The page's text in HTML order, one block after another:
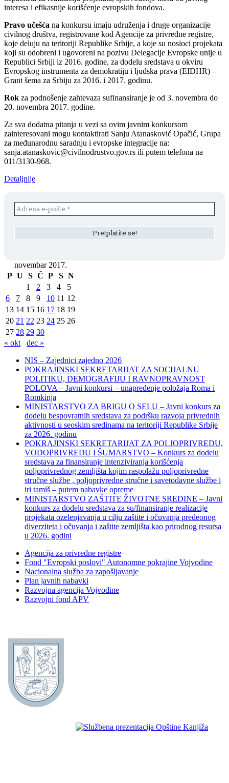
interesa i efikasnije korišćenje evropskih fondova.
Pravo učešća na konkursu imaju udruženja i druge organizacije
civilnog društva, registrovane kod Agencije za privredne registre,
koje deluju na teritoriji Republike Srbije, a koje su nosioci projekata
koji su odobreni i ugovoreni na pozivu Delegacije Evropske unije u
Republici Srbiji iz 2016. godine, za dodelu sredstava u okviru
Evropskog instrumenta za demokratiju i ljudska prava (EIDHR) –
Grant šema za Srbiju za 2016. i 2017. godinu.
Rok za podnošenje zahtevaza sufinansiranje je od 3. novembra do
20. novembra 2017. godine.
Za sva dodatna pitanja u vezi sa ovim javnim konkursom
zainteresovani mogu kontaktirati Sanju Atanasković Opačić, Grupa
za međunarodnu saradnju i evropske integracije na:
sanja.atanaskovic@civilnodrustvo.gov.rs ili putem telefona na
011/3130-968.
Detaljnije
novembar 2017.
P U S Č P S N
1
2 3 4
5
6
7 8 9 10 11 12
13 14 15 16 17 18 19
20 21 22 23 24 25 26
27 28 29 30
« okt
dec »
NIS – Zajednici zajedno 2026
POKRAJINSKI SEKRETARIJAT ZA SOCIJALNU
POLITIKU, DEMOGRAFIJU I RAVNOPRAVNOST
POLOVA – Javni konkursi – unapređenje položaja Roma i
Romkinja
MINISTARSTVO ZA BRIGU O SELU – Javni konkurs za
dodelu bespovratnih sredstava za podršku razvoja privrednih
aktivnosti u seoskim sredinama na teritoriji Republike Srbije
za 2026. godinu
POKRAJINSKI SEKRETARIJAT ZA POLJOPRIVREDU,
VODOPRIVREDU I ŠUMARSTVO – Konkurs za dodelu
sredstava za finansiranje intenziviranja korišćenja
poljoprivrednog zemljišta kojim raspolažu poljoprivredne
stručne službe , poljoprivredne stručne i savetodavne službe i
iri tamiš ‒ putem nabavke opreme
MINISTARSTVO ZAŠTITE ŽIVOTNE SREDINE – Javni
konkurs za dodelu sredstava za su/finansiranje realizacije
projekata ozelenjavanja u cilju zaštite i očuvanja predeonog
diverziteta i očuvanja i zaštite zemljišta kao prirodnog resursa
u 2026. godini
Agencija za privredne registre
Fond "Evropski poslovi" Autonomne pokrajine Vojvodine
Nacionalna služba za zapošljavanje
Plan javnih nabavki
Razvojna agencija Vojvodine
Razvojni fond APV